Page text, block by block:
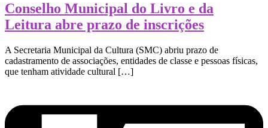
Conselho Municipal do Livro e da
Leitura abre prazo de inscrições
A Secretaria Municipal da Cultura (SMC) abriu prazo de
cadastramento de associações, entidades de classe e pessoas físicas,
que tenham atividade cultural […]